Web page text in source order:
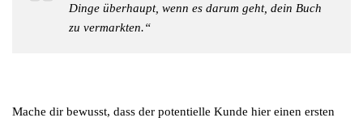
Dinge überhaupt, wenn es darum geht, dein Buch
zu vermarkten.“
Mache dir bewusst, dass der potentielle Kunde hier einen ersten